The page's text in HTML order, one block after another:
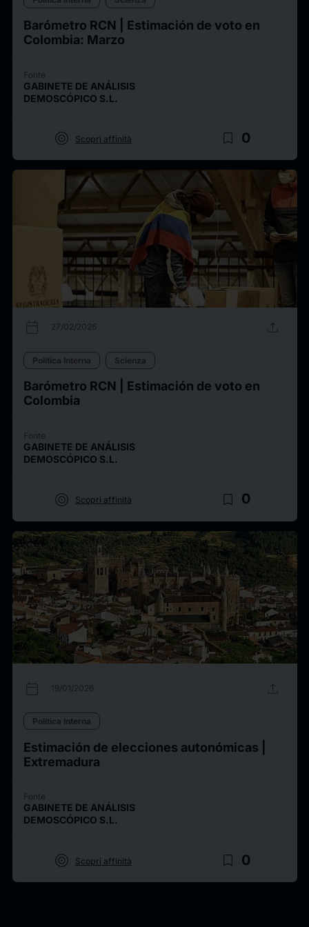
Barómetro RCN | Estimación de voto en
Colombia: Marzo
Fonte
GABINETE DE ANÁLISIS
DEMOSCÓPICO S.L.
target Scopri affinità bookmark_border 0
calendar_today 27/02/2026 upload
Politica Interna Scienza
Barómetro RCN | Estimación de voto en
Colombia
Fonte
GABINETE DE ANÁLISIS
DEMOSCÓPICO S.L.
target Scopri affinità bookmark_border 0
calendar_today 19/01/2026 upload
Politica Interna
Estimación de elecciones autonómicas |
Extremadura
Fonte
GABINETE DE ANÁLISIS
DEMOSCÓPICO S.L.
target Scopri affinità bookmark_border 0